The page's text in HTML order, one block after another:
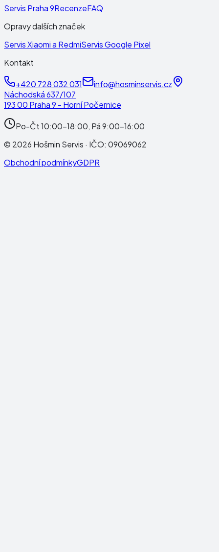
Servis Praha 9RecenzeFAQ
Opravy dalších značek
Servis Xiaomi a RedmiServis Google Pixel
Kontakt
+420 728 032 031
info@hosminservis.cz
Náchodská 637/107
193 00 Praha 9 - Horní Počernice
Po-Čt 10:00-18:00, Pá 9:00-16:00
© 2026 Hošmin Servis · IČO: 09069062
Obchodní podmínkyGDPR